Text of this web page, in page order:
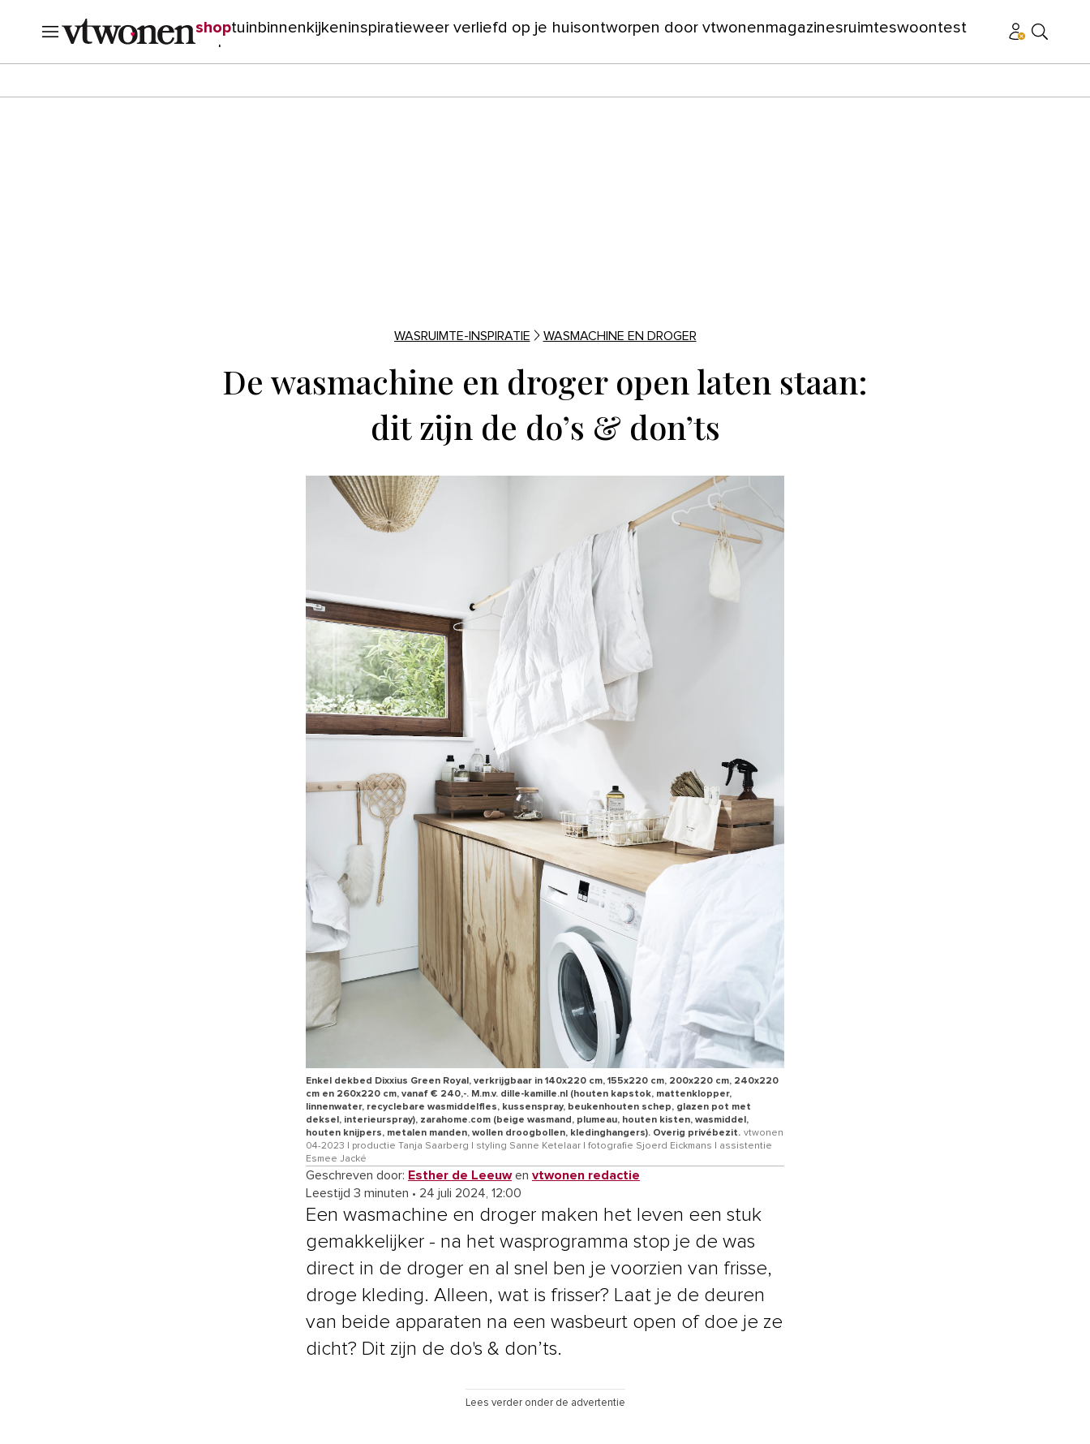
shoptuin binnenkijkeninspiratieweer verliefd op je huisontworpen door vtwonenmagazinesruimteswoontest
verbouwen
WASRUIMTE-INSPIRATIE WASMACHINE EN DROGER
De wasmachine en droger open laten staan:
dit zijn de do’s & don’ts
Enkel dekbed Dixxius Green Royal, verkrijgbaar in 140x220 cm, 155x220 cm, 200x220 cm, 240x220
cm en 260x220 cm, vanaf € 240,-. M.m.v. dille-kamille.nl (houten kapstok, mattenklopper,
linnenwater, recyclebare wasmiddelfles, kussenspray, beukenhouten schep, glazen pot met
deksel, interieurspray), zarahome.com (beige wasmand, plumeau, houten kisten, wasmiddel,
houten knijpers, metalen manden, wollen droogbollen, kledinghangers). Overig privébezit. vtwonen
04-2023 | productie Tanja Saarberg | styling Sanne Ketelaar | fotografie Sjoerd Eickmans | assistentie
Esmee Jacké
Geschreven door: Esther de Leeuwen vtwonen redactie
Leestijd 3 minuten • 24 juli 2024, 12:00
Een wasmachine en droger maken het leven een stuk
gemakkelijker - na het wasprogramma stop je de was
direct in de droger en al snel ben je voorzien van frisse,
droge kleding. Alleen, wat is frisser? Laat je de deuren
van beide apparaten na een wasbeurt open of doe je ze
dicht? Dit zijn de do's & don’ts.
Lees verder onder de advertentie